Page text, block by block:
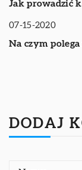
Jak prowadzić
RYNEK
07-15-2020
Na czym
DODAJ